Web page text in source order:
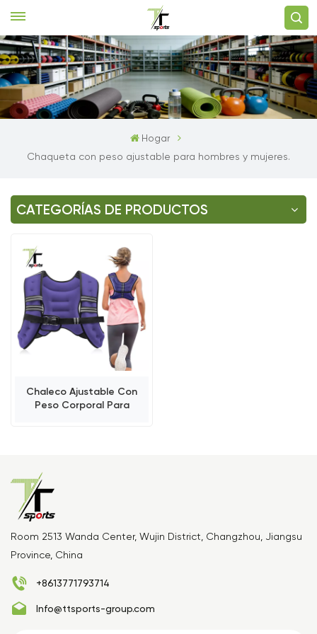
Hogar
Chaqueta con peso ajustable para hombres y mujeres.
CATEGORÍAS DE PRODUCTOS
Chaleco Ajustable Con
Peso Corporal Para
Room 2513 Wanda Center, Wujin District, Changzhou, Jiangsu
Province, China
+8613771793714
Info@ttsports-group.com